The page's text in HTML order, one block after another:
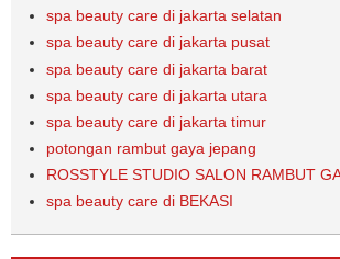
spa beauty care di jakarta selatan
spa beauty care di jakarta pusat
spa beauty care di jakarta barat
spa beauty care di jakarta utara
spa beauty care di jakarta timur
potongan rambut gaya jepang
ROSSTYLE STUDIO SALON RAMBUT
spa beauty care di BEKASI